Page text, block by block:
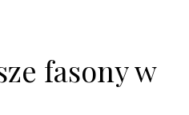
fasony w